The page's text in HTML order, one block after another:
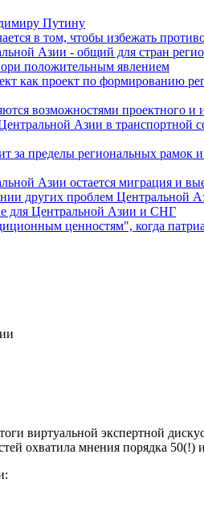
Путину
в том, чтобы избежать
Азии - общий для стран
положительным явлением
как проект по формированию
возможностями проектного и
Азии в
за пределы региональных
Азии остается миграция и
других проблем Центральной
для Центральной Азии и СНГ
ценностям", когда
виртуальной экспертной
охватила мнения порядка 50(!)